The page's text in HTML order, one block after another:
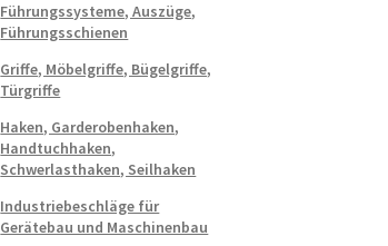
Führungssysteme, Auszüge,
Führungsschienen
Griffe, Möbelgriffe, Bügelgriffe,
Türgriffe
Haken, Garderobenhaken,
Handtuchhaken,
Schwerlasthaken, Seilhaken
Industriebeschläge für
Gerätebau und Maschinenbau